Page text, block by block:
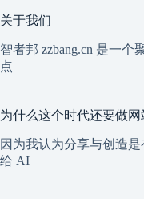
关于我们
智者邦 zzbang.cn 是一
点
为什么这个时代还要做网
因为我认为分享与创造
给 AI